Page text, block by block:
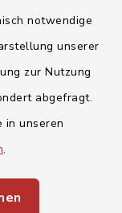
notwendige
unserer
zur Nutzung
abgefragt.
in unseren
.